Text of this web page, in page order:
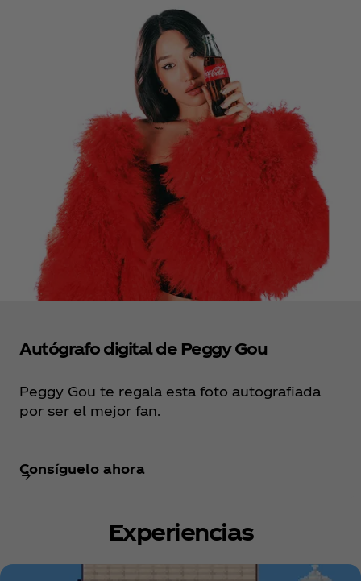
Autógrafo digital de Peggy Gou
Peggy Gou te regala esta foto autografiada
por ser el mejor fan.
Consíguelo ahora
Experiencias